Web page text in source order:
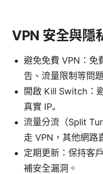
VPN 安全與隱
避免免費 VPN：免
告、流量限制等問
開啟 Kill Switch：
真實 IP。
流量分流（Split
走 VPN，其他網路
定期更新：保持客
補安全漏洞。